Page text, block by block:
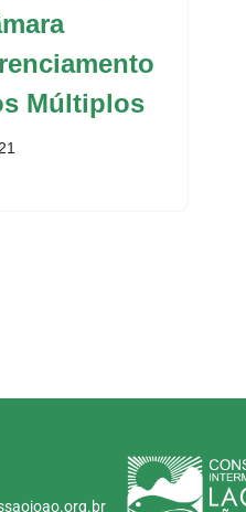
Múltiplos